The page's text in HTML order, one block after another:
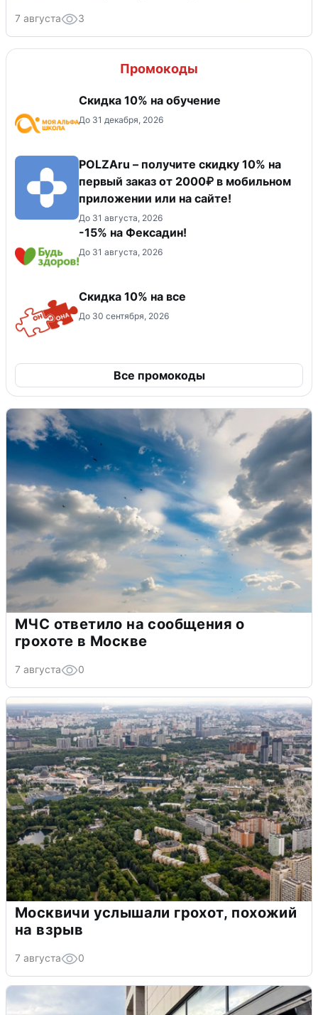
7 августа 3
Промокоды
Скидка 10% на обучение
До 31 декабря, 2026
POLZAru – получите скидку 10% на
первый заказ от 2000₽ в мобильном
приложении или на сайте!
До 31 августа, 2026
-15% на Фексадин!
До 31 августа, 2026
Скидка 10% на все
До 30 сентября, 2026
Все промокоды
МЧС ответило на сообщения о
грохоте в Москве
7 августа 0
Москвичи услышали грохот, похожий
на взрыв
7 августа 0